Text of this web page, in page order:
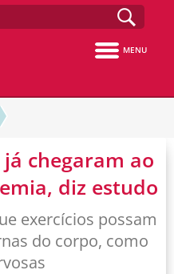
MENU
chegaram ao
diz estudo
exercícios possam
do corpo, como